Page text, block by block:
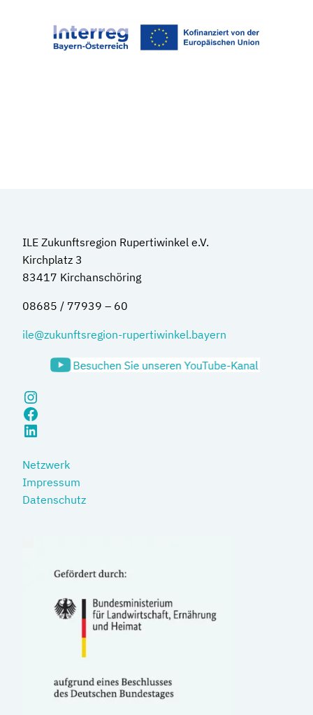
ILE Zukunftsregion Rupertiwinkel e.V.
Kirchplatz 3
83417 Kirchanschöring
08685 / 77939 – 60
ile@zukunftsregion-rupertiwinkel.bayern
Instagram
Facebook
LinkedIn
Netzwerk
Impressum
Datenschutz